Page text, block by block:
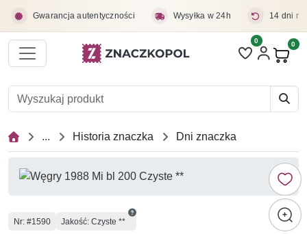
Gwarancja autentyczności Wysyłka w 24h 14 dni
Liczba pozycji
0 0
... Historia znaczka Dni znaczka
Numer
Nr: #1590 Jakość: Czyste **